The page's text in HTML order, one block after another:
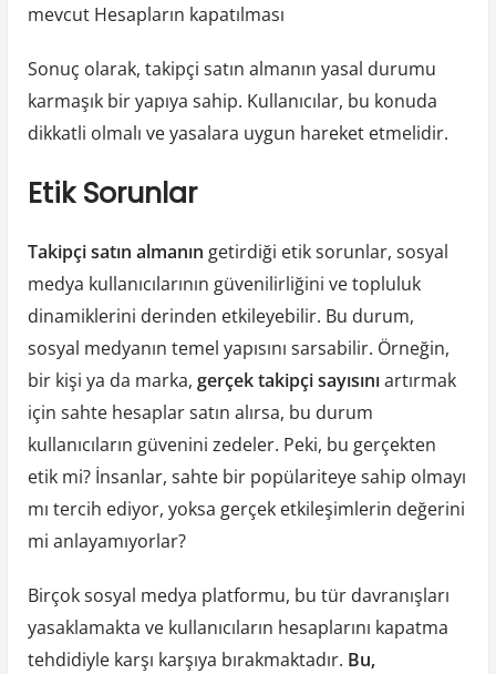
mevcut Hesapların kapatılması
Sonuç olarak, takipçi satın almanın yasal durumu
karmaşık bir yapıya sahip. Kullanıcılar, bu konuda
dikkatli olmalı ve yasalara uygun hareket etmelidir.
Etik Sorunlar
Takipçi satın almanın getirdiği etik sorunlar, sosyal
medya kullanıcılarının güvenilirliğini ve topluluk
dinamiklerini derinden etkileyebilir. Bu durum,
sosyal medyanın temel yapısını sarsabilir. Örneğin,
bir kişi ya da marka, gerçek takipçi sayısınıartırmak
için sahte hesaplar satın alırsa, bu durum
kullanıcıların güvenini zedeler. Peki, bu gerçekten
etik mi? İnsanlar, sahte bir popülariteye sahip olmayı
mı tercih ediyor, yoksa gerçek etkileşimlerin değerini
mi anlayamıyorlar?
Birçok sosyal medya platformu, bu tür davranışları
yasaklamakta ve kullanıcıların hesaplarını kapatma
tehdidiyle karşı karşıya bırakmaktadır. Bu,